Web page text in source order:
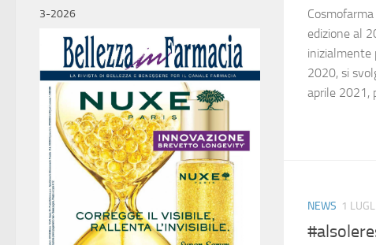
edizione al
inizialmente
2020, si
aprile 2021,
NEWS 1
3-2026